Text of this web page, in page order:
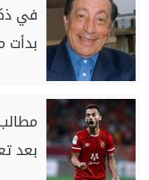
بدأت
بعد